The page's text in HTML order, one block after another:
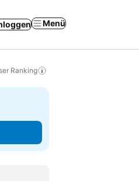
Menü
Ranking